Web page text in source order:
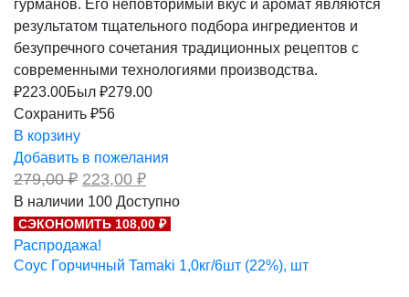
гурманов. Его неповторимый вкус и аромат являются
результатом тщательного подбора ингредиентов и
безупречного сочетания традиционных рецептов с
современными технологиями производства.
₽223.00Был ₽279.00
Сохранить ₽56
В корзину
Добавить в пожелания
279,00₽ Первоначальная
цена
составляла
279,00 ₽.
223,00 ₽Текущая
223,00 ₽.
В наличии 100 Доступно
СЭКОНОМИТЬ 108,00 ₽
Распродажа!
Соус Горчичный Tamaki 1,0кг/6шт (22%), шт